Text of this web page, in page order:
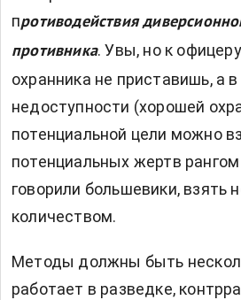
противодействия
противника. Увы, но к
охранника не приставишь, а
недоступности (хорошей
потенциальной цели можно
потенциальных жертв
говорили большевики, взять
количеством.
Методы должны быть
работает в разведке,